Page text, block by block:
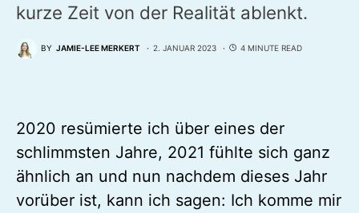
kurze Zeit von der Realität ablenkt.
BY JAMIE-LEE MERKERT 2. JANUAR 2023 4 MINUTE READ
2020 resümierte ich über eines der
schlimmsten Jahre, 2021 fühlte sich ganz
ähnlich an und nun nachdem dieses Jahr
vorüber ist, kann ich sagen: Ich komme mir